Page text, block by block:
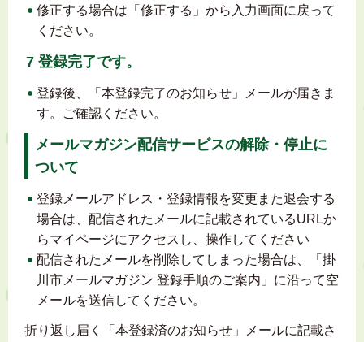
修正する場合は「修正する」から入力画面に戻って
ください。
7 登録完了です。
登録後、「本登録完了のお知らせ」メールが届きま
す。ご確認ください。
メールマガジン配信サービスの解除・停止に
ついて
登録メールアドレス・登録情報を変更また退会する
場合は、配信されたメールに記載されているURLか
らマイページにアクセスし、操作してください
配信されたメールを削除してしまった場合は、「掛
川市メールマガジン 登録手順のご案内」に沿って空
メールを送信してください。
折り返し届く「本登録済のお知らせ」メールに記載さ